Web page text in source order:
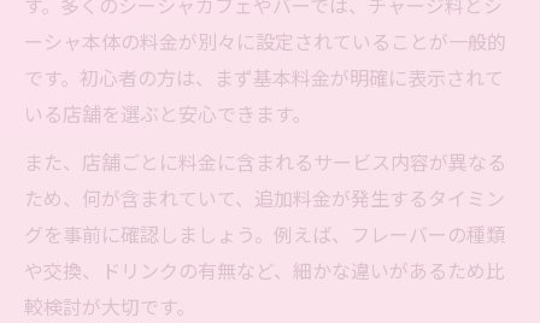
ーシャ本体の料金が別々に設定されていることが一般的
です。初心者の方は、まず基本料金が明確に表示されて
いる店舗を選ぶと安心できます。
また、店舗ごとに料金に含まれるサービス内容が異なる
ため、何が含まれていて、追加料金が発生するタイミン
グを事前に確認しましょう。例えば、フレーバーの種類
や交換、ドリンクの有無など、細かな違いがあるため比
較検討が大切です。